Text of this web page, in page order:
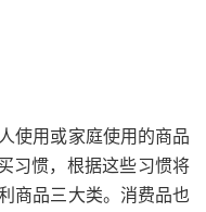
使用或家庭使用的商品
习惯，根据这些习惯将
商品三大类。消费品也